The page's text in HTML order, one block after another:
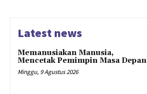
Latest news
Memanusiakan Manusia,
Mencetak Pemimpin Masa Depan
Minggu, 9 Agustus 2026